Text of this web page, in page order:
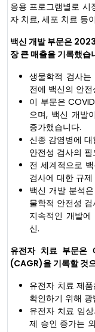
응용 프로그램별로 시
자 치료, 세포 치료 등
백신 개발 부문은
장 큰 매출을 기록했습
생물학적 검사
전에 백신의 안
이 부문은
으며, 백신 개발
증가했습니다.
신종 감염병에
안전성 검사의
전 세계적으로
검사에 대한 규
백신 개발 분석
물학적 안전성
지속적인 개발
신.
유전자 치료 부문은
(CAGR)을 기록할 것
유전자 치료 제
확인하기 위해
유전자 치료 임
제 승인 증가는